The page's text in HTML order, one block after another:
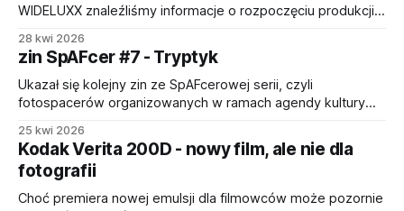
WIDELUXX znaleźliśmy informacje o rozpoczęciu produkcji
sklonowanego aparatu! SilverBridges GmbH - niemiecka
spółka, której częścią jest Jeff Bridges, prywatnie wielki fan
japońskiego aparatu panoramicznego Widelux - rozpoczęła
produkcję inspirowanego tym urządzeniem WIDELUXX,
film ułożony
28 kwi 2026
zin SpAFcer #7 - Tryptyk
Ukazał się kolejny zin ze SpAFcerowej serii, czyli
fotospacerów organizowanych w ramach agendy kultury
którego fotografie zdobią najnowszy zin, było słowo
"Tryptyk". Dzięki redakcji w składzie: * Damian Kubik * Marta
Ryndak * Tomislav Pranić Najnowszy numer można już
czytać i oglądać pod linkiem https://heyzine.
25 kwi 2026
Kodak Verita 200D - nowy film, ale nie dla
fotografii
Choć premiera nowej emulsji dla filmowców może pozornie